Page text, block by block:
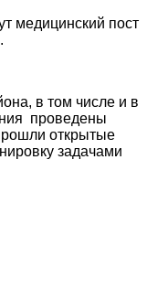
медицинский пост
в том числе и в
проведены
открытые
задачами